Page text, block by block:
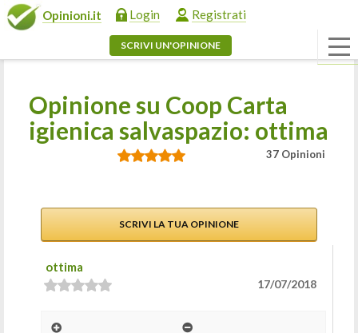
Opinioni.it Login Registrati
SCRIVI UN'OPINIONE
Opinione su Coop Carta
igienica salvaspazio: ottima
37 Opinioni
SCRIVI LA TUA OPINIONE
ottima
17/07/2018